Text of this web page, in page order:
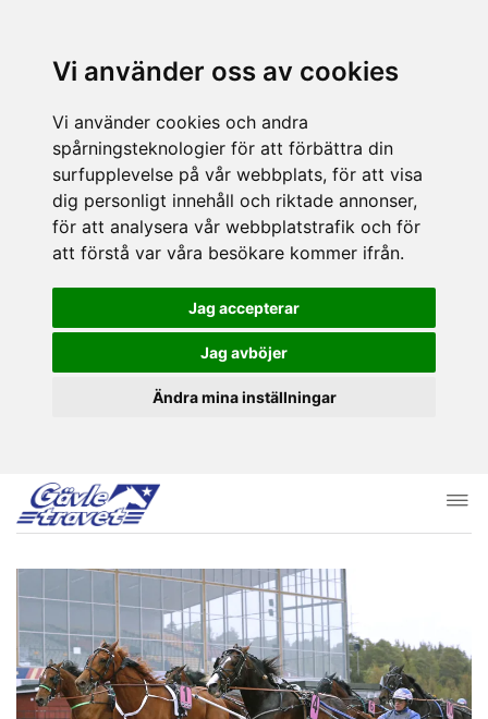
Vi använder oss av cookies
Vi använder cookies och andra
spårningsteknologier för att förbättra din
surfupplevelse på vår webbplats, för att visa
dig personligt innehåll och riktade annonser,
för att analysera vår webbplatstrafik och för
att förstå var våra besökare kommer ifrån.
Jag accepterar
Jag avböjer
Ändra mina inställningar